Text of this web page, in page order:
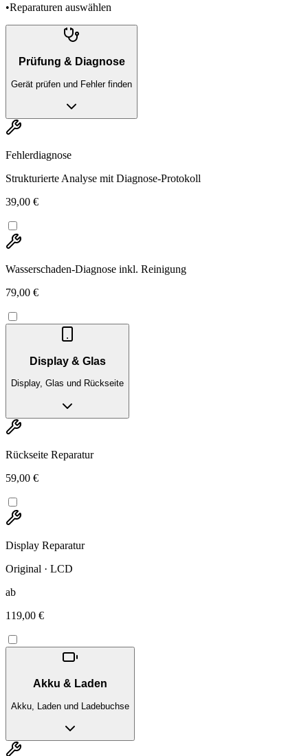
•Reparaturen auswählen
Prüfung & Diagnose
Gerät prüfen und Fehler finden
Fehlerdiagnose
Strukturierte Analyse mit Diagnose-Protokoll
39,00 €
Wasserschaden-Diagnose inkl. Reinigung
79,00 €
Display & Glas
Display, Glas und Rückseite
Rückseite Reparatur
59,00 €
Display Reparatur
Original · LCD
ab
119,00 €
Akku & Laden
Akku, Laden und Ladebuchse